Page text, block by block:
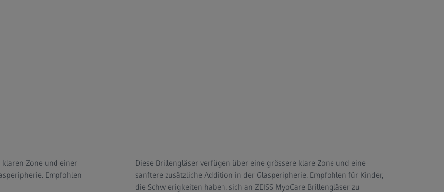
Zone und einer
Empfohlen
Diese Brillengläser verfügen über eine grössere klare Zone und eine
sanftere zusätzliche Addition in der Glasperipherie. Empfohlen für Kinder,
die Schwierigkeiten haben, sich an ZEISS MyoCare Brillengläser zu